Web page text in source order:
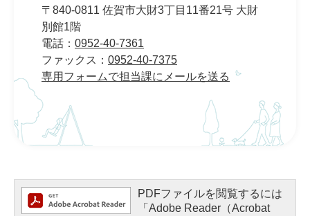
〒840-0811 佐賀市大財3丁目11番21号 大財
別館1階
電話： 0952-40-7361
ファックス： 0952-40-7375
専用フォームで担当課にメールを送る
PDFファイルを閲覧するには
「Adobe Reader（Acrobat